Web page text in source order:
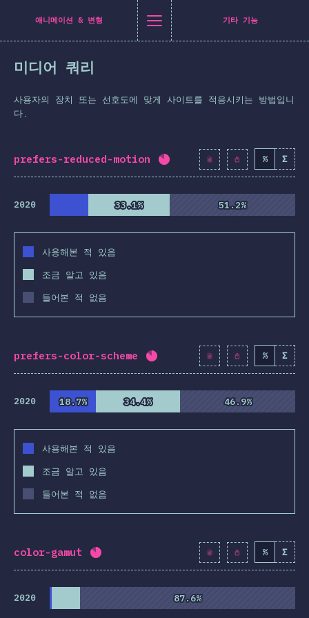
KR] general.title
[ko-KR] general.back_to_intro
[ko-KR] general.close_nav
셔츠
기능
그래픽
호작용
그래피
션 & 변형
어 쿼리
& 선택자
처리기
레임워크
in-JS
도구
소스
의견
상식
유
스북에 공유
링크드인에 공유
이메일에 공유
애니메이션 & 변형 기타 기능
미디어 쿼리
사용자의 장치 또는 선호도에 맞게 사이트를 적응시키는 방법입니
다.
prefers-reduced-motion 완료율: 83.4 % ( 9579
% Σ
2020 33.1%
33.1% 51.2%
51.2%
사용해본 적 있음
조금 알고 있음
들어본 적 없음
prefers-color-scheme 완료율: 83.5 % ( 9598 )% Σ
2020 18.7%
18.7% 34.4%
34.4% 46.9%
46.9%
사용해본 적 있음
조금 알고 있음
들어본 적 없음
color-gamut 완료율: 9631 % Σ
2020 87.6%
87.6%